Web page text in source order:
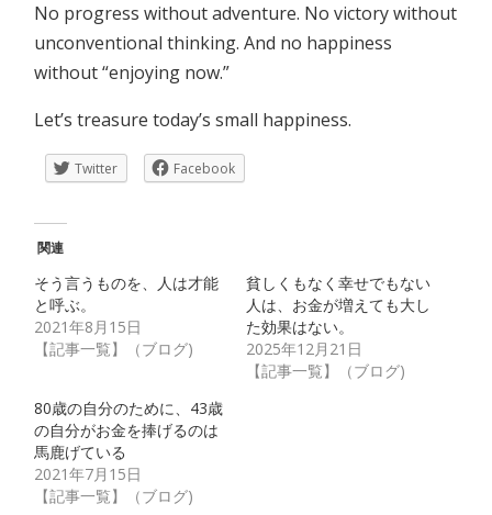
No progress without adventure. No victory without
unconventional thinking. And no happiness
without “enjoying now.”
Let’s treasure today’s small happiness.
Twitter Facebook
関連
そう言うものを、人は才能
と呼ぶ。
2021年8月15日
【記事一覧】（ブログ)
貧しくもなく幸せでもない
人は、お金が増えても大し
た効果はない。
2025年12月21日
【記事一覧】（ブログ)
80歳の自分のために、43歳
の自分がお金を捧げるのは
馬鹿げている
2021年7月15日
【記事一覧】（ブログ)